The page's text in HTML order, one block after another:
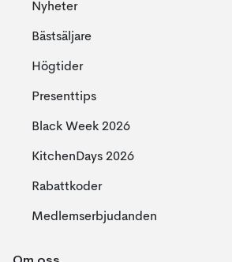
Nyheter
Bästsäljare
Högtider
Presenttips
Black Week 2026
KitchenDays 2026
Rabattkoder
Medlemserbjudanden